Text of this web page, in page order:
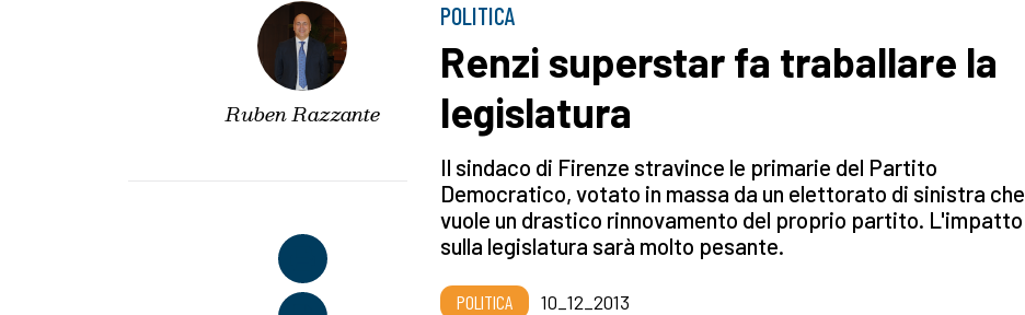
Ruben Razzante
POLITICA
Renzi superstar fa traballare la
legislatura
Il sindaco di Firenze stravince le primarie del Partito
Democratico, votato in massa da un elettorato di sinistra che
vuole un drastico rinnovamento del proprio partito. L'impatto
sulla legislatura sarà molto pesante.
POLITICA 10_12_2013